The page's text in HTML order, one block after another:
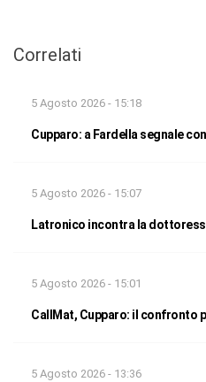
Correlati
5 Agosto 2026 - 15:18
Cupparo: a Fardella segnale
5 Agosto 2026 - 15:07
Latronico incontra la
5 Agosto 2026 - 15:01
CallMat, Cupparo: il confronto
5 Agosto 2026 - 13:36